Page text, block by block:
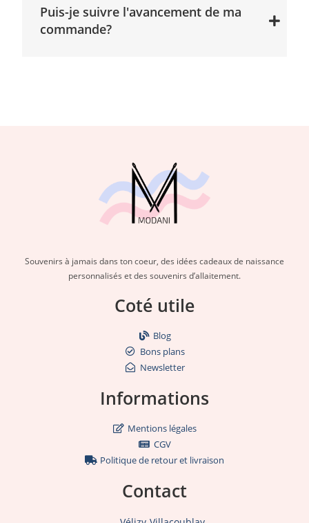
Puis-je suivre l'avancement de ma
commande?
Souvenirs à jamais dans ton coeur, des idées cadeaux de naissance
personnalisés et des souvenirs d’allaitement.
Coté utile
Blog
Bons plans
Newsletter
Informations
Mentions légales
CGV
Politique de retour et livraison
Contact